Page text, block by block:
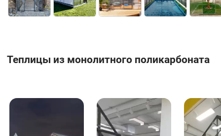
Теплицы из монолитного поликарбоната